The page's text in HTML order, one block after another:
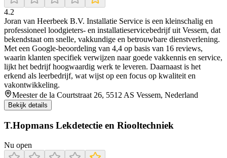
4.2
Joran van Heerbeek B.V. Installatie Service is een kleinschalig en
professioneel loodgieters- en installatieservicebedrijf uit Vessem, dat
bekendstaat om snelle, vakkundige en betrouwbare dienstverlening.
Met een Google-beoordeling van 4,4 op basis van 16 reviews,
waarin klanten specifiek verwijzen naar goede vakkennis en service,
lijkt het bedrijf hoogwaardig werk te leveren. Daarnaast is het
erkend als leerbedrijf, wat wijst op een focus op kwaliteit en
vakontwikkeling.
Meester de la Courtstraat 26, 5512 AS Vessem, Nederland
Bekijk details
T.Hopmans Lekdetectie en Riooltechniek
Nu open